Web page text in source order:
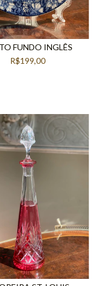
FUNDO INGLÊS
R$199,00